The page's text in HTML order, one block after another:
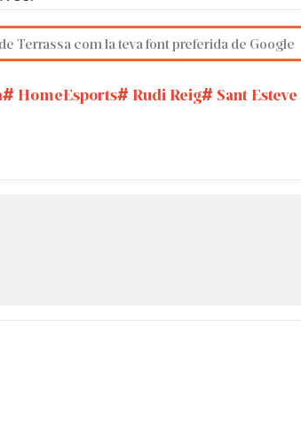
Terrassa com la teva font preferida de Google
HomeEsports Rudi Reig
Sant